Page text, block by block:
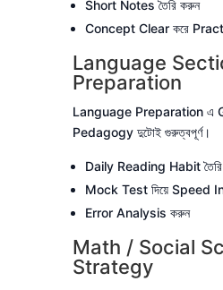
Short Notes তৈরি করুন
Concept Clear করে
Language
Preparation
Language Preparation এ
Pedagogy দুটোই গুরুত্বপূর্ণ।
Daily Reading Habit
Mock Test দিয়ে Speed
Error Analysis করুন
Math / Social
Strategy